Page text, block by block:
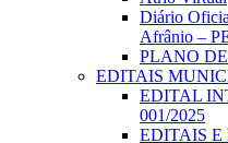
Diário
Afrânio –
PLANO
EDITAIS
EDITAL
001/2025
EDITAIS E